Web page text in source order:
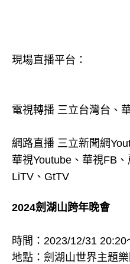
現場直播平台：
電視轉播 三立台灣台、
網路直播 三立新聞網
華視Youtube、華視FB
LiTV、GtTV
2024劍湖山跨年晚會
時間：2023/12/31 20:20
地點：劍湖山世界主題樂